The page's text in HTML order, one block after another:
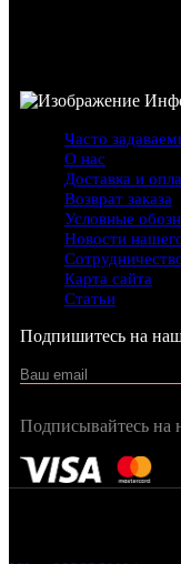
Часто
О нас
Доставка и
Возврат заказа
Условные
Новости
Карта сайта
Статьи
Подпишитесь на
Подписывайтесь на